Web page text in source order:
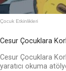
Çocuk Etkinlikleri
Cesur Çocuklara
Cesur Çocuklara
yaratıcı okuma